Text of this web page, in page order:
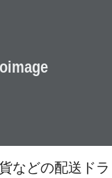
などの配送ドラ